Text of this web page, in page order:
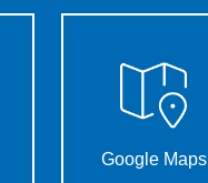
Google Maps